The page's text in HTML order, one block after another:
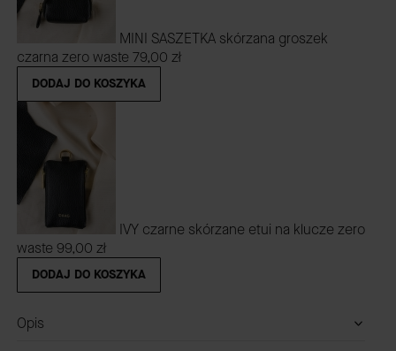
MINI SASZETKA skórzana groszek
czarna zero waste 79,00 zł
DODAJ DO KOSZYKA
IVY czarne skórzane etui na klucze zero
waste 99,00 zł
DODAJ DO KOSZYKA
Opis